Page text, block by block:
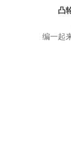
凸轮
编一起